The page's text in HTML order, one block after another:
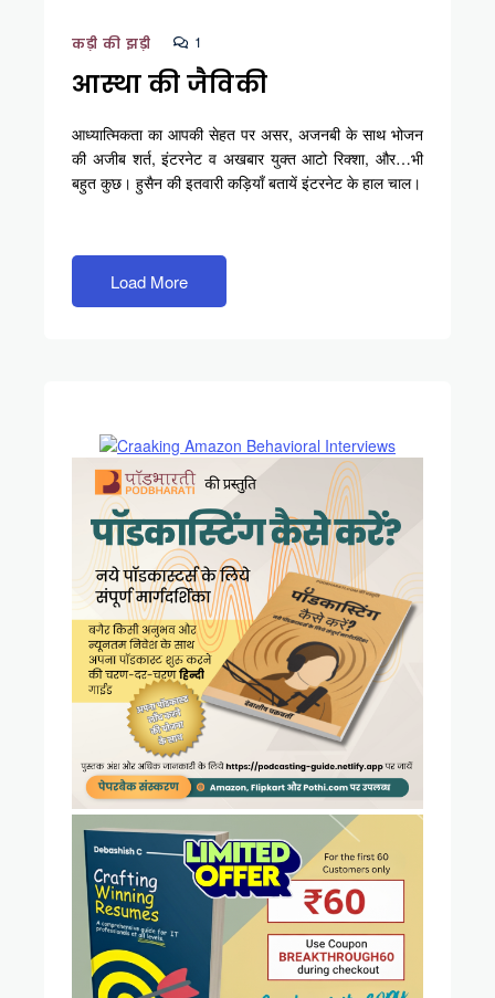
कड़ी की झड़ी 1
आस्था की जैविकी
आध्यात्मिकता का आपकी सेहत पर असर, अजनबी के साथ भोजन
की अजीब शर्त, इंटरनेट व अखबार युक्त आटो रिक्शा, और…भी
बहुत कुछ। हुसैन की इतवारी कड़ियाँ बतायें इंटरनेट के हाल चाल।
Load More